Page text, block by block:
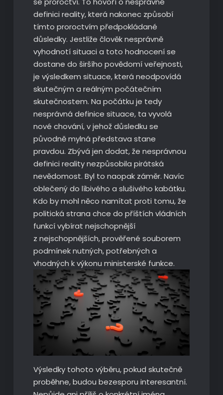
definici reality, která nakonec způsobí
tímto proroctvím předpokládané
důsledky. Jestliže člověk nesprávně
vyhodnotí situaci a toto hodnocení se
dostane do širšího povědomí veřejnosti,
je výsledkem situace, která neodpovídá
skutečným a reálným počátečním
skutečnostem. Na počátku je tedy
nesprávná definice situace, ta vyvolá
nové chování, v jehož důsledku se
původně mylná představa stane
pravdou. Zbývá jen dodat, že nesprávnou
definici reality nezpůsobila pirátská
nevědomost. Byl to naopak záměr. Navíc
oblečený do líbivého a slušivého kabátku.
Kdo by mohl něco namítat proti tomu, že
politická strana chce do příštích vládních
funkcí vybírat nejschopnější
z nejschopnějších, prověřené souborem
podmínek nutných, potřebných a
vhodných k výkonu ministerské funkce.
Výsledky tohoto výběru, pokud skutečně
proběhne, budou bezesporu interesantní.